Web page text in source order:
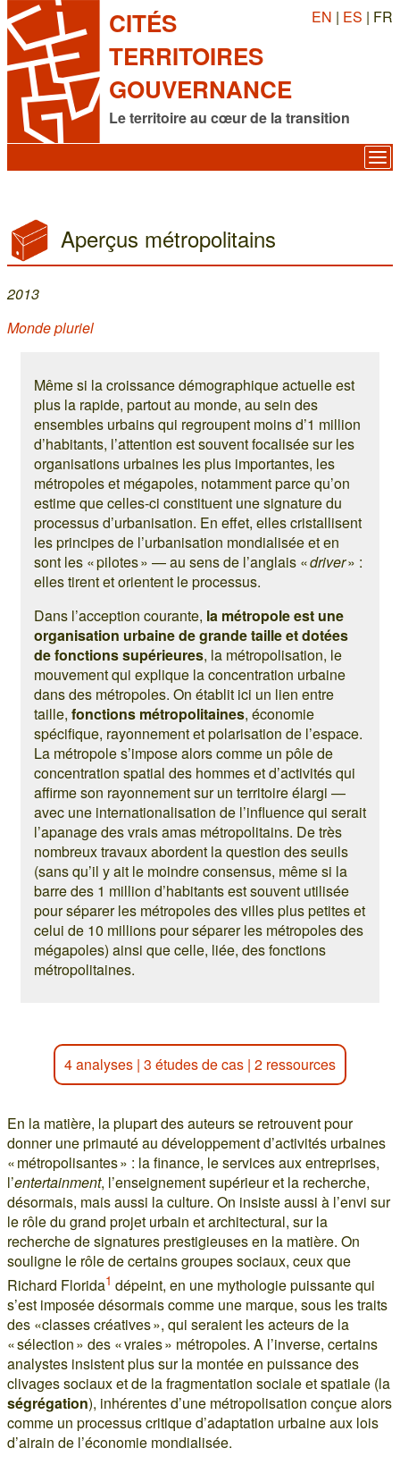
CITÉS
TERRITOIRES
GOUVERNANCE
Le territoire au cœur de la transition
EN | ES | FR
Aperçus métropolitains
2013
Monde pluriel
Même si la croissance démographique actuelle est
plus la rapide, partout au monde, au sein des
ensembles urbains qui regroupent moins d’1 million
d’habitants, l’attention est souvent focalisée sur les
organisations urbaines les plus importantes, les
métropoles et mégapoles, notamment parce qu’on
estime que celles-ci constituent une signature du
processus d’urbanisation. En effet, elles cristallisent
les principes de l’urbanisation mondialisée et en
sont les « pilotes » — au sens de l’anglais «driver» :
elles tirent et orientent le processus.
Dans l’acception courante, la métropole est une
organisation urbaine de grande taille et dotées
de fonctions supérieures, la métropolisation, le
mouvement qui explique la concentration urbaine
dans des métropoles. On établit ici un lien entre
taille, fonctions métropolitaines, économie
spécifique, rayonnement et polarisation de l’espace.
La métropole s’impose alors comme un pôle de
concentration spatial des hommes et d’activités qui
affirme son rayonnement sur un territoire élargi —
avec une internationalisation de l’influence qui serait
l’apanage des vrais amas métropolitains. De très
nombreux travaux abordent la question des seuils
(sans qu’il y ait le moindre consensus, même si la
barre des 1 million d’habitants est souvent utilisée
pour séparer les métropoles des villes plus petites et
celui de 10 millions pour séparer les métropoles des
mégapoles) ainsi que celle, liée, des fonctions
métropolitaines.
4 analyses | 3 études de cas | 2 ressources
En la matière, la plupart des auteurs se retrouvent pour
donner une primauté au développement d’activités urbaines
« métropolisantes » : la finance, le services aux entreprises,
l’entertainment, l’enseignement supérieur et la recherche,
désormais, mais aussi la culture. On insiste aussi à l’envi sur
le rôle du grand projet urbain et architectural, sur la
recherche de signatures prestigieuses en la matière. On
souligne le rôle de certains groupes sociaux, ceux que
Richard Florida1 dépeint, en une mythologie puissante qui
s’est imposée désormais comme une marque, sous les traits
des «classes créatives », qui seraient les acteurs de la
« sélection » des « vraies » métropoles. A l’inverse, certains
analystes insistent plus sur la montée en puissance des
clivages sociaux et de la fragmentation sociale et spatiale (la
ségrégation), inhérentes d’une métropolisation conçue alors
comme un processus critique d’adaptation urbaine aux lois
d’airain de l’économie mondialisée.